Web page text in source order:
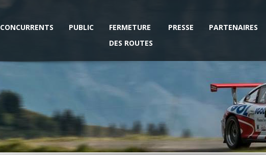
CONCURRENTS PUBLIC
FERMETURE
DES ROUTES
PRESSE PARTENAIRES